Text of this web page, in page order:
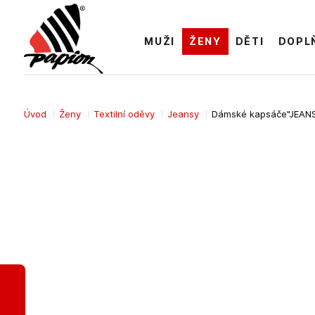
Úvod Ženy Textilní oděvy Jeansy Dámské
MUŽI ŽENY DĚTI